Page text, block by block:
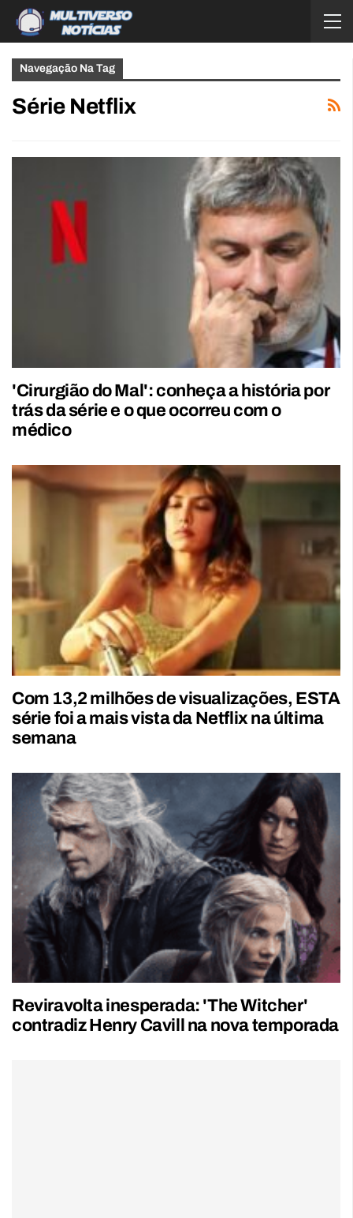
Navegação Na Tag
Série Netflix
'Cirurgião do Mal': conheça a história por
trás da série e o que ocorreu com o
médico
Com 13,2 milhões de visualizações, ESTA
série foi a mais vista da Netflix na última
semana
Reviravolta inesperada: 'The Witcher'
contradiz Henry Cavill na nova temporada